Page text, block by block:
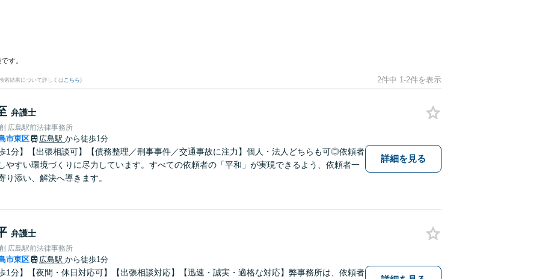
す。
索結果について詳しくは こちら) 2件中 1-2件を表示
弁護士
広島駅前法律事務所
市東区 広島駅 から徒歩1分
1分】【出張相談可】【債務整理／刑事事件／交通事故に注力】個人・法人どちらも可◎依頼者
やすい環境づくりに尽力しています。すべての依頼者の「平和」が実現できるよう、依頼者一
り添い、解決へ導きます。
詳細を見る
弁護士
広島駅前法律事務所
市東区 広島駅 から徒歩1分
1分】【夜間・休日対応可】【出張相談対応】【迅速・誠実・適格な対応】弊事務所は、依頼者